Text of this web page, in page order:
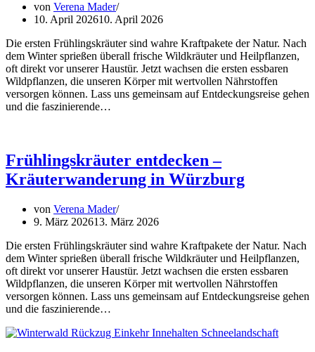
von Verena Mader
10. April 202610. April 2026
Die ersten Frühlingskräuter sind wahre Kraftpakete der Natur. Nach
dem Winter sprießen überall frische Wildkräuter und Heilpflanzen,
oft direkt vor unserer Haustür. Jetzt wachsen die ersten essbaren
Wildpflanzen, die unseren Körper mit wertvollen Nährstoffen
versorgen können. Lass uns gemeinsam auf Entdeckungsreise gehen
und die faszinierende…
Frühlingskräuter entdecken –
Kräuterwanderung in Würzburg
von Verena Mader
9. März 202613. März 2026
Die ersten Frühlingskräuter sind wahre Kraftpakete der Natur. Nach
dem Winter sprießen überall frische Wildkräuter und Heilpflanzen,
oft direkt vor unserer Haustür. Jetzt wachsen die ersten essbaren
Wildpflanzen, die unseren Körper mit wertvollen Nährstoffen
versorgen können. Lass uns gemeinsam auf Entdeckungsreise gehen
und die faszinierende…